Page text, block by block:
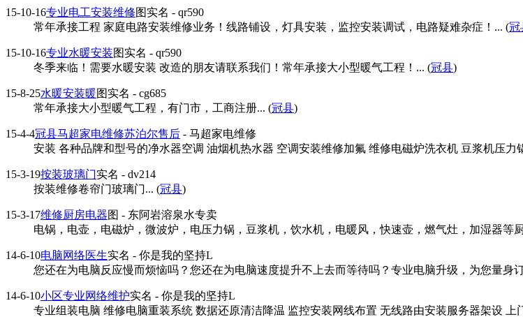
15-10-16专业电工安装维修图实名 - qr590
常年承接工程 家庭电路安装维修业务！线路铺设，灯具安装，监控安装调试，电路疑难杂症！... (冠
15-10-16专业水暖安装图实名 - qr590
冬季来临！需要水暖安装 改造的朋友请联系我们！常年承接大小型暖气工程！... (冠县)
15-8-25水暖安装暖图实名 - cg685
常年承接大小型暖气工程，有门市，工商注册... (冠县)
15-4-4冠县马超家电维修苏泊尔售后 - 马超家电维修
安装 各种品牌和型号的净水器空调 油烟机热水器 空调安装维修加氟 维修电磁炉洗衣机 豆浆机压力
15-3-19按装玻璃门实名 - dv214
按装维修卷帘门玻璃门... (冠县)
15-3-17维修厨房电器图 - 东阿岩溶泉水专卖
电锅，电壶，电磁炉，微波炉，电压力锅，豆浆机，饮水机，电暖风，快速壶，燃气灶，加湿器等
14-6-10电脑网络医生实名 - 你是我的坚持L
您还在为电脑反应慢而烦恼吗？您还在为电脑速度提升不上去而等待吗？专业电脑升级，为您量
14-6-10小区专业网络维护实名 - 你是我的坚持L
专业组装电脑 维修电脑重装系统 数据还原清洁降温 监控安装网线布置 无线路由安装服务器架设